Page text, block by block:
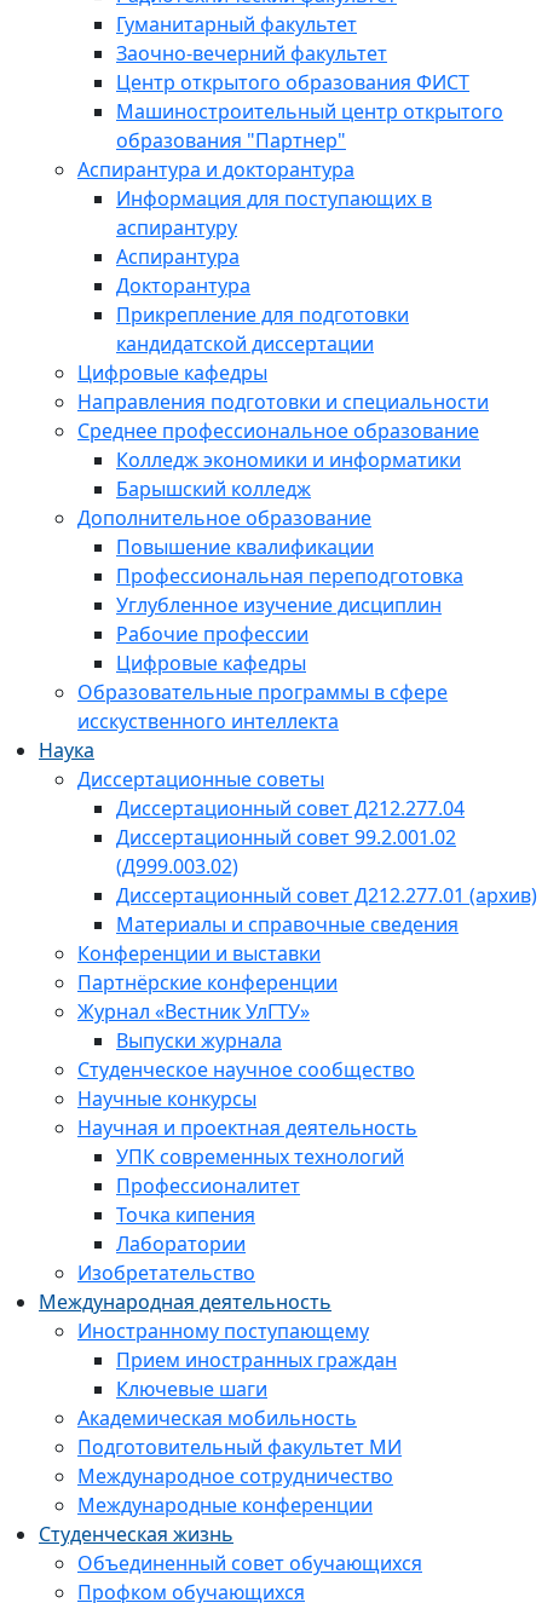
Гуманитарный факультет
Заочно-вечерний факультет
Центр открытого образования ФИСТ
Машиностроительный центр открытого
образования "Партнер"
Аспирантура и докторантура
Информация для поступающих в
аспирантуру
Аспирантура
Докторантура
Прикрепление для подготовки
кандидатской диссертации
Цифровые кафедры
Направления подготовки и специальности
Среднее профессиональное образование
Колледж экономики и информатики
Барышский колледж
Дополнительное образование
Повышение квалификации
Профессиональная переподготовка
Углубленное изучение дисциплин
Рабочие профессии
Цифровые кафедры
Образовательные программы в сфере
исскуственного интеллекта
Наука
Диссертационные советы
Диссертационный совет Д212.277.04
Диссертационный совет 99.2.001.02
(Д999.003.02)
Диссертационный совет Д212.277.01 (архив)
Материалы и справочные сведения
Конференции и выставки
Партнёрские конференции
Журнал «Вестник УлГТУ»
Выпуски журнала
Студенческое научное сообщество
Научные конкурсы
Научная и проектная деятельность
УПК современных технологий
Профессионалитет
Точка кипения
Лаборатории
Изобретательство
Международная деятельность
Иностранному поступающему
Прием иностранных граждан
Ключевые шаги
Академическая мобильность
Подготовительный факультет МИ
Международное сотрудничество
Международные конференции
Студенческая жизнь
Объединенный совет обучающихся
Профком обучающихся